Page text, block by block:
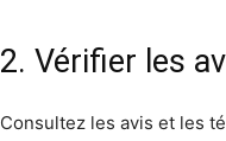
2. Vérifier les
Consultez les avis et les